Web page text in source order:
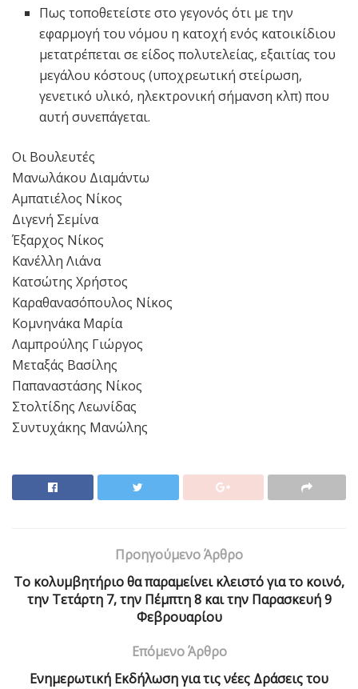
Πως τοποθετείστε στο γεγονός ότι με την
εφαρμογή του νόμου η κατοχή ενός κατοικίδιου
μετατρέπεται σε είδος πολυτελείας, εξαιτίας του
μεγάλου κόστους (υποχρεωτική στείρωση,
γενετικό υλικό, ηλεκτρονική σήμανση κλπ) που
αυτή συνεπάγεται.
Οι Βουλευτές
Μανωλάκου Διαμάντω
Αμπατιέλος Νίκος
Διγενή Σεμίνα
Έξαρχος Νίκος
Κανέλλη Λιάνα
Κατσώτης Χρήστος
Καραθανασόπουλος Νίκος
Κομνηνάκα Μαρία
Λαμπρούλης Γιώργος
Μεταξάς Βασίλης
Παπαναστάσης Νίκος
Στολτίδης Λεωνίδας
Συντυχάκης Μανώλης
Προηγούμενο Άρθρο
Το κολυμβητήριο θα παραμείνει κλειστό για το κοινό,
την Τετάρτη 7, την Πέμπτη 8 και την Παρασκευή 9
Φεβρουαρίου
Επόμενο Άρθρο
Ενημερωτική Εκδήλωση για τις νέες Δράσεις του